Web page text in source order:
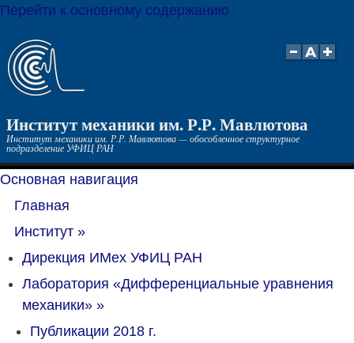
Перейти к основному содержанию
Институт механики им. Р.Р. Мавлютова
Институт механики им. Р.Р. Мавлютова — обособленное структурное
подразделение УФИЦ РАН
Основная навигация
Главная
Институт »
Дирекция ИМех УФИЦ РАН
Лаборатория «Дифференциальные уравнения
механики» »
Публикации 2018 г.